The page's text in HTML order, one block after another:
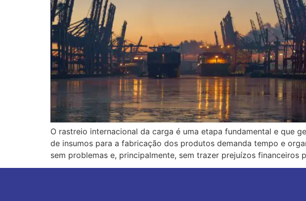
O rastreio internacional da carga é uma etapa fundamental e que
de insumos para a fabricação dos produtos demanda tempo e
sem problemas e, principalmente, sem trazer prejuízos financeiros